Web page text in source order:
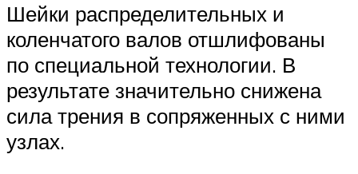
Шейки распределительных и
коленчатого валов отшлифованы
по специальной технологии. В
результате значительно снижена
сила трения в сопряженных с ними
узлах.